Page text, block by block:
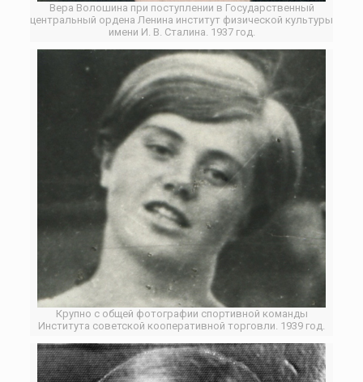
Вера Волошина при поступлении в Государственный
центральный ордена Ленина институт физической культуры
имени И. В. Сталина. 1937 год.
Крупно с общей фотографии спортивной команды
Института советской кооперативной торговли. 1939 год.